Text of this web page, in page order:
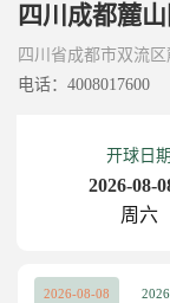
四川成都麓
四川省成都市双流
电话：4008017600
开球日期
2026-08-
周六
2026-08-08